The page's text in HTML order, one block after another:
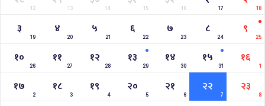
12 13 14 15 16 17 18
३
19
४
20
५
21
६
22
७
23
८
24
९
25
१०
26
११
27
१२
28
१३
29
१४
30
१५
31
१६
1
१७
2
१८
3
१९
4
२०
5
२१
6
२२
7
२३
8